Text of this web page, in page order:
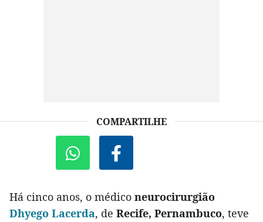
COMPARTILHE
Há cinco anos, o médico neurocirurgião
Dhyego Lacerda, de Recife, Pernambuco, teve